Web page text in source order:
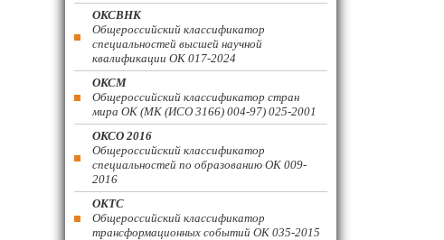
ОКСВНК
Общероссийский классификатор
специальностей высшей научной
квалификации ОК 017-2024
ОКСМ
Общероссийский классификатор стран
мира ОК (МК (ИСО 3166) 004-97) 025-2001
ОКСО 2016
Общероссийский классификатор
специальностей по образованию ОК 009-
2016
ОКТС
Общероссийский классификатор
трансформационных событий ОК 035-2015